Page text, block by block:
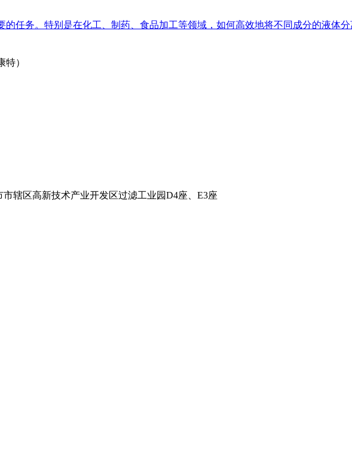
任务。特别是在化工、制药、食品加工等领域，如何高效地将不同成分的液体
）
辖区高新技术产业开发区过滤工业园D4座、E3座